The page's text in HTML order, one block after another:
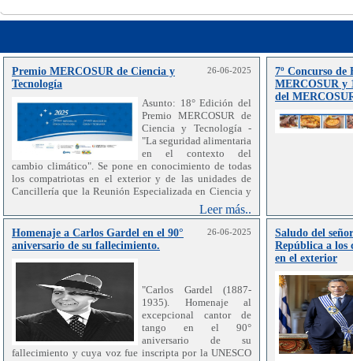
Premio MERCOSUR de Ciencia y
Tecnología
26-06-2025
Asunto: 18° Edición del
Premio MERCOSUR de
Ciencia y Tecnología -
"La seguridad alimentaria
en el contexto del
cambio climático". Se pone en conocimiento de todas
los compatriotas en el exterior y de las unidades de
Cancillería que la Reunión Especializada en Ciencia y
Tecnología del MERCOSUR (RECyT) hizo el
lanzamiento de la 18° Edición 2025 del Premio
MERCOSUR de Ciencia y Tecnología con el tema "La
seguridad alimentaria en el contexto del cambio
climático". El mencionado Premio tiene como objetivo
jóvenes investigadores/as y equipos de investigación,
que representen un potencial aporte al desarrollo
científico y tecnológico de los Estados Partes del
MERCOSUR y Estados Asociados. Asimismo, el Premio
tiene entre sus cometidos fomentar la investigación y la
innovación científica y tecnológica en el MERCOSUR,
y contribuir al proceso de integración regional entre los
Leer más..
7º Concurso
MERCOSUR y
del
Homenaje a Carlos Gardel en el 90°
aniversario de su fallecimiento.
26-06-2025
"Carlos Gardel (1887-
1935). Homenaje al
excepcional cantor de
tango en el 90°
aniversario de su
fallecimiento y cuya voz fue inscripta por la UNESCO
Saludo del
República a los
en el exterior